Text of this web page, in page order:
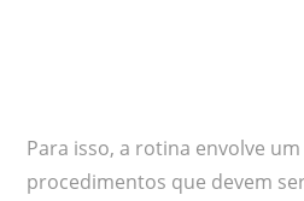
Para isso, a rotina envolve
procedimentos que devem